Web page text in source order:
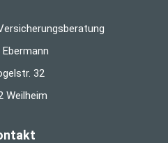
Ebermann
32
Weilheim